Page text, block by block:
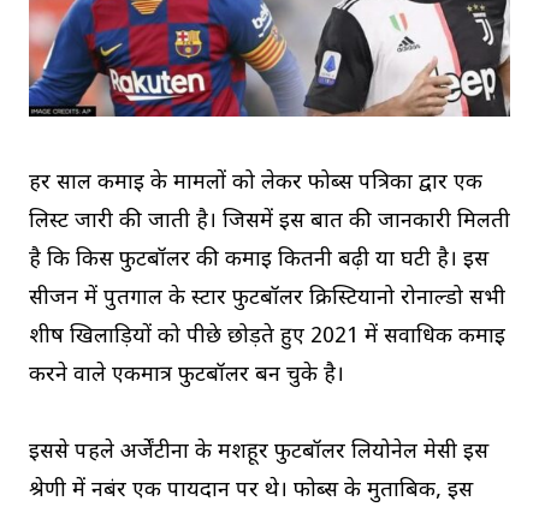
हर साल कमाई के मामलों को लेकर फोर्ब्स पत्रिका द्वार एक
लिस्ट जारी की जाती है। जिसमें इस बात की जानकारी मिलती
है कि किस फुटबॉलर की कमाई कितनी बढ़ी या घटी है। इस
सीजन में पुर्तगाल के स्टार फुटबॉलर क्रिस्टियानो रोनाल्डो सभी
शीर्ष खिलाड़ियों को पीछे छोड़ते हुए 2021 में सर्वाधिक कमाई
करने वाले एकमात्र फुटबॉलर बन चुके है।
इससे पहले अर्जेंटीना के मशहूर फुटबॉलर लियोनेल मेसी इस
श्रेणी में नबंर एक पायदान पर थे। फोर्ब्स के मुताबिक, इस